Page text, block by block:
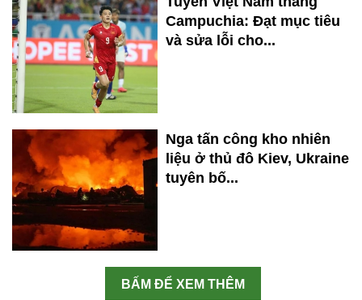
Campuchia: Đạt mục tiêu
và sửa lỗi cho...
Nga tấn công kho nhiên
liệu ở thủ đô Kiev, Ukraine
tuyên bố...
BẤM ĐỂ XEM THÊM